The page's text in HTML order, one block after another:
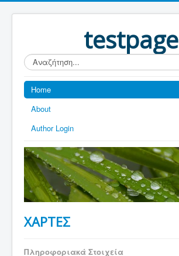
testpage
Αναζήτηση...
Home
About
Author Login
ΧΑΡΤΕΣ
Πληροφοριακά Στοιχεία